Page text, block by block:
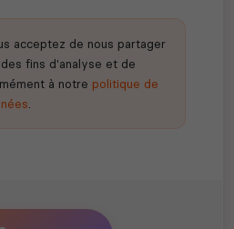
acceptez de nous partager
fins d'analyse et de
à notre politique de
.